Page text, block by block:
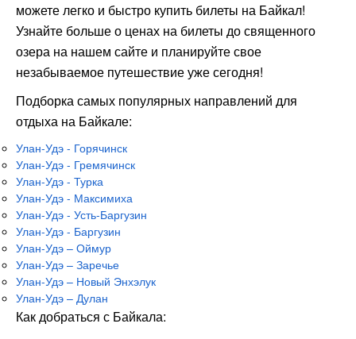
можете легко и быстро купить билеты на Байкал!
Узнайте больше о ценах на билеты до священного
озера на нашем сайте и планируйте свое
незабываемое путешествие уже сегодня!
Подборка самых популярных направлений для
отдыха на Байкале:
Улан-Удэ - Горячинск
Улан-Удэ - Гремячинск
Улан-Удэ - Турка
Улан-Удэ - Максимиха
Улан-Удэ - Усть-Баргузин
Улан-Удэ - Баргузин
Улан-Удэ – Оймур
Улан-Удэ – Заречье
Улан-Удэ – Новый Энхэлук
Улан-Удэ – Дулан
Как добраться с Байкала: